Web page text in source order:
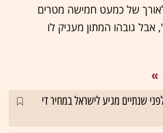
של כמעט חמישה מטרים
של יותר מ-2 מ', אבל גובהו המתון מעניק לו
שנתיים מגיע לישראל במחיר די